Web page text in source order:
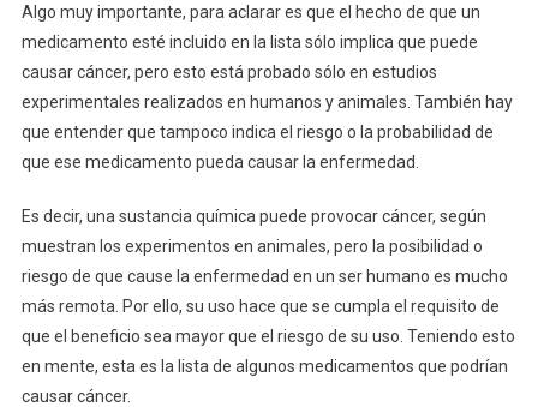
Algo muy importante, para aclarar es que el hecho de que un
medicamento esté incluido en la lista sólo implica que puede
causar cáncer, pero esto está probado sólo en estudios
experimentales realizados en humanos y animales. También hay
que entender que tampoco indica el riesgo o la probabilidad de
que ese medicamento pueda causar la enfermedad.
Es decir, una sustancia química puede provocar cáncer, según
muestran los experimentos en animales, pero la posibilidad o
riesgo de que cause la enfermedad en un ser humano es mucho
más remota. Por ello, su uso hace que se cumpla el requisito de
que el beneficio sea mayor que el riesgo de su uso. Teniendo esto
en mente, esta es la lista de algunos medicamentos que podrían
causar cáncer.